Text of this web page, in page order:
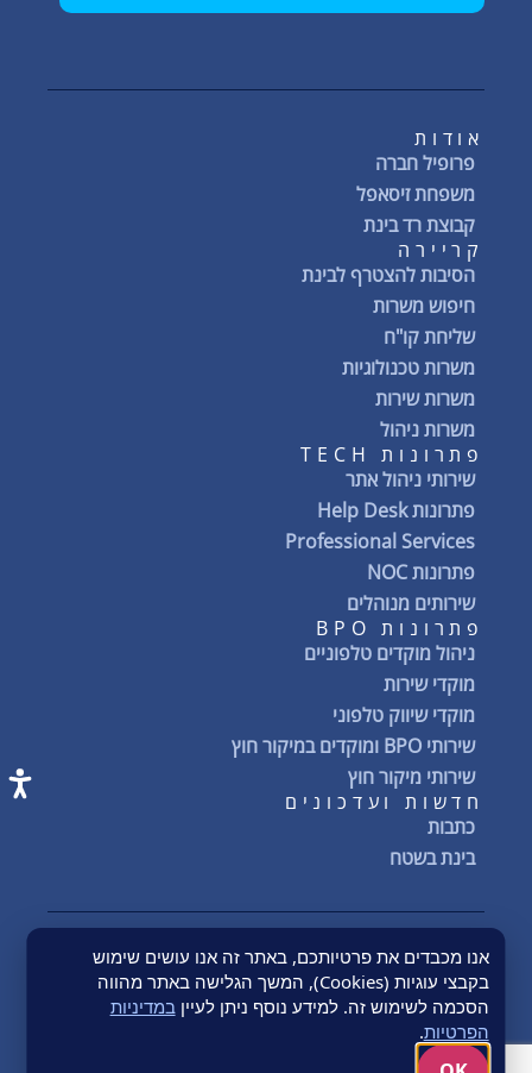
אודות
פרופיל חברה
משפחת זיסאפל
קבוצת רד בינת
קריירה
הסיבות להצטרף לבינת
חיפוש משרות
שליחת קו"ח
משרות טכנולוגיות
משרות שירות
משרות ניהול
פתרונות TECH
שירותי ניהול אתר
פתרונות Help Desk
Professional Services
פתרונות NOC
שירותים מנוהלים
פתרונות BPO
ניהול מוקדים טלפוניים
מוקדי שירות
מוקדי שיווק טלפוני
שירותי BPO ומוקדים במיקור חוץ
שירותי מיקור חוץ
חדשות ועדכונים
כתבות
בינת בשטח
Quality Policyמדיניות הפרטיותתנאי שימוש באתרהצהרת נגישות
תנאים כלליםTerms & Conditions
Conflict Minerals
© 2026 BYNET Semech | כל הזכויות שמורות
אנו מכבדים את פרטיותכם, באתר זה אנו עושים שימוש
בקבצי עוגיות (Cookies), המשך הגלישה באתר מהווה
הסכמה לשימוש זה. למידע נוסף ניתן לעייןבמדיניות
הפרטיות.